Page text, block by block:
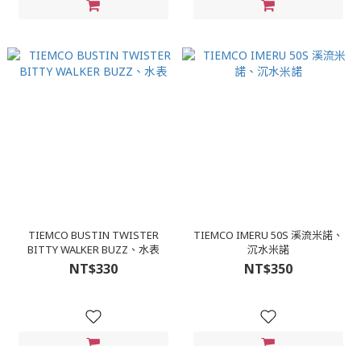
TIEMCO BUSTIN TWISTER
BITTY WALKER BUZZ、水表
NT$330
TIEMCO IMERU 50S 溪流米諾、
沉水米諾
NT$350